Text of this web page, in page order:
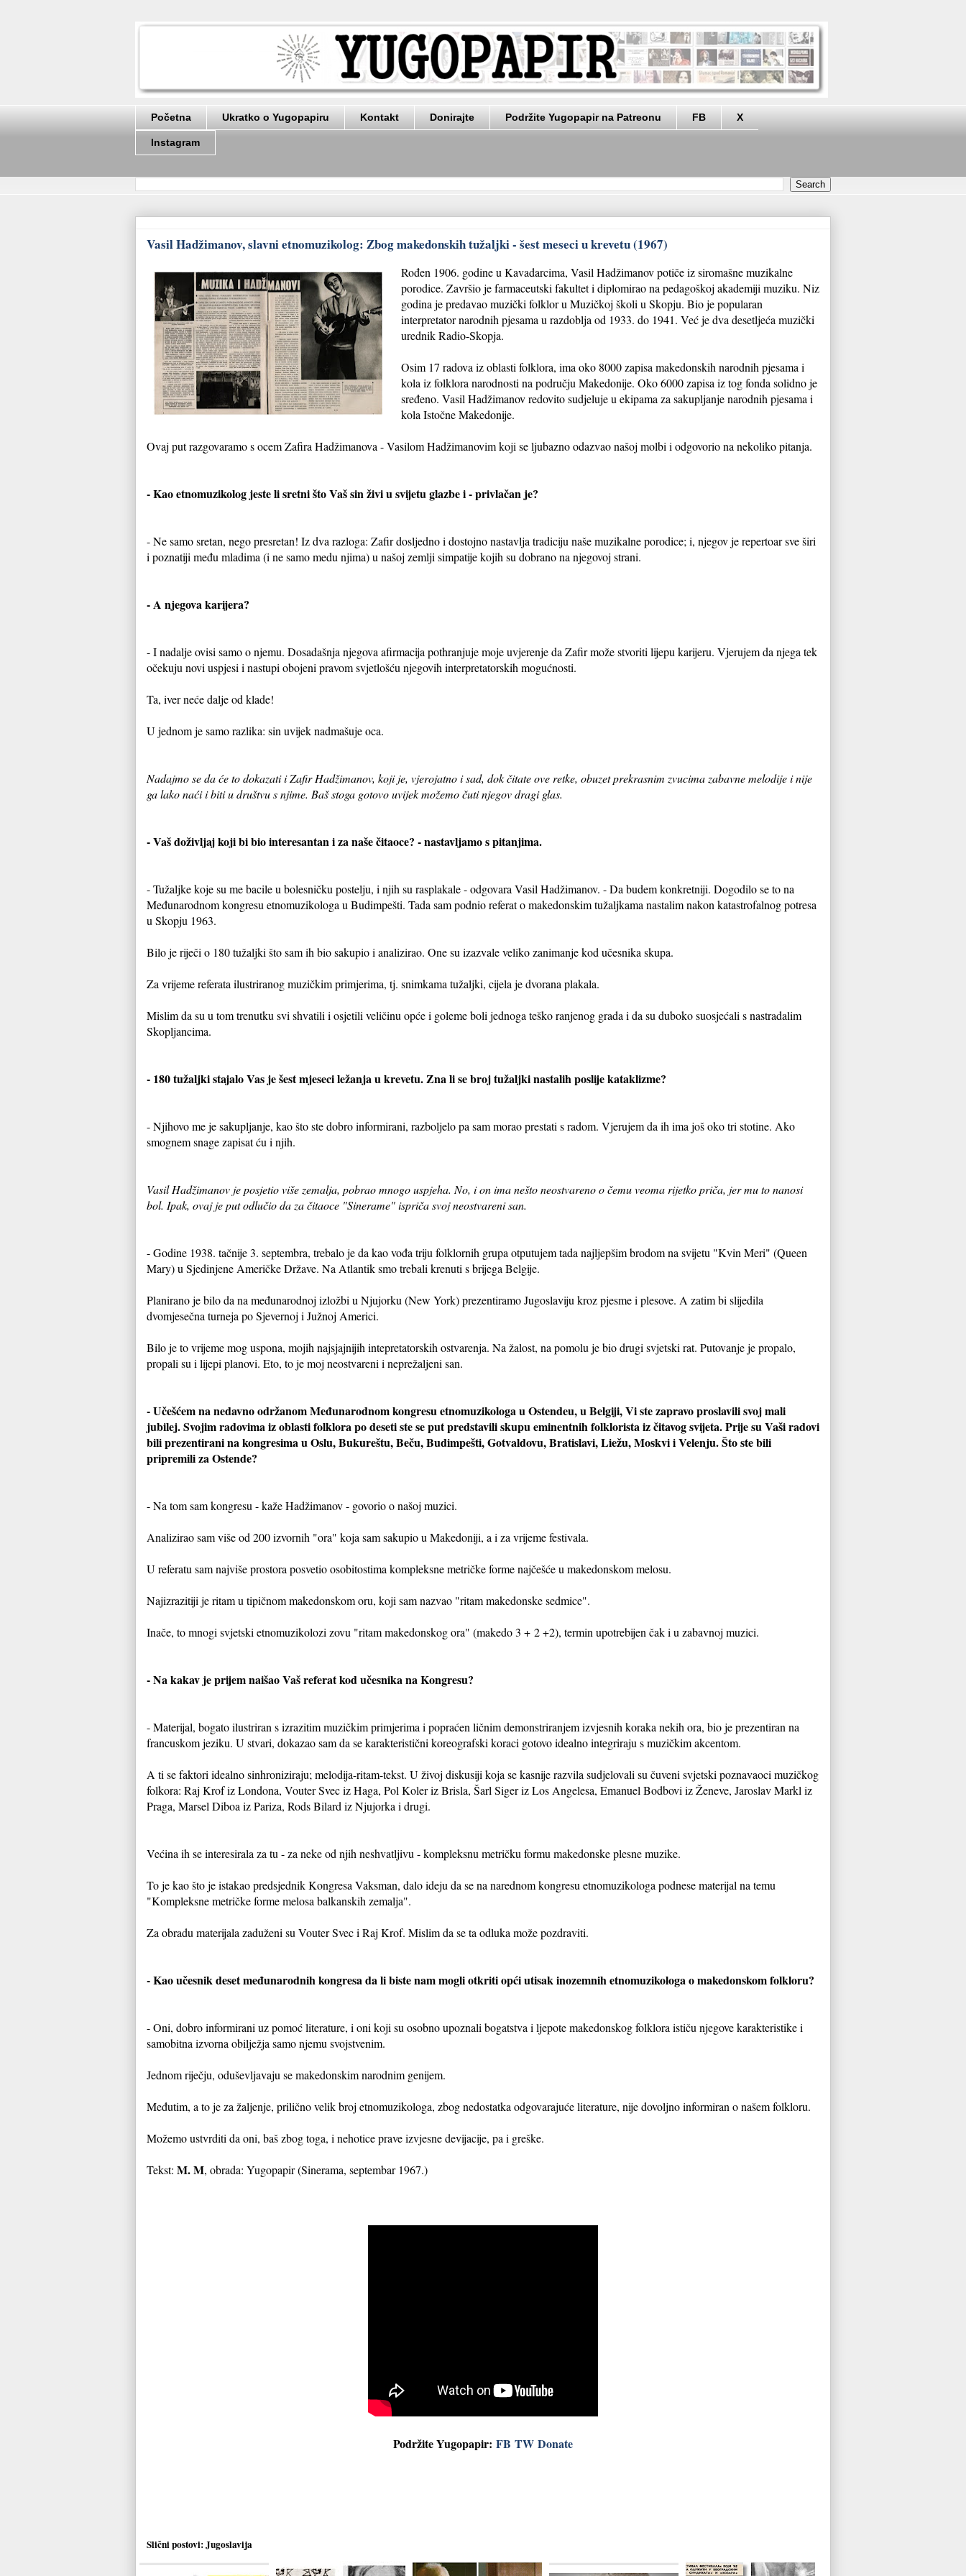
Početna Ukratko o Yugopapiru Kontakt Donirajte Podržite Yugopapir na Patreonu FB X
Instagram
Vasil Hadžimanov, slavni etnomuzikolog: Zbog makedonskih tužaljki - šest meseci u krevetu (1967)
Rođen 1906. godine u Kavadarcima, Vasil Hadžimanov potiče iz siromašne muzikalne
porodice. Završio je farmaceutski fakultet i diplomirao na pedagoškoj akademiji muziku. Niz
godina je predavao muzički folklor u Muzičkoj školi u Skopju. Bio je popularan
interpretator narodnih pjesama u razdoblja od 1933. do 1941. Već je dva desetljeća muzički
urednik Radio-Skopja.
Osim 17 radova iz oblasti folklora, ima oko 8000 zapisa makedonskih narodnih pjesama i
kola iz folklora narodnosti na području Makedonije. Oko 6000 zapisa iz tog fonda solidno je
sređeno. Vasil Hadžimanov redovito sudjeluje u ekipama za sakupljanje narodnih pjesama i
kola Istočne Makedonije.
Ovaj put razgovaramo s ocem Zafira Hadžimanova - Vasilom Hadžimanovim koji se ljubazno odazvao našoj molbi i odgovorio na nekoliko pitanja.
- Kao etnomuzikolog jeste li sretni što Vaš sin živi u svijetu glazbe i - privlačan je?
- Ne samo sretan, nego presretan! Iz dva razloga: Zafir dosljedno i dostojno nastavlja tradiciju naše muzikalne porodice; i, njegov je repertoar sve širi
i poznatiji među mladima (i ne samo medu njima) u našoj zemlji simpatije kojih su dobrano na njegovoj strani.
- A njegova karijera?
- I nadalje ovisi samo o njemu. Dosadašnja njegova afirmacija pothranjuje moje uvjerenje da Zafir može stvoriti lijepu karijeru. Vjerujem da njega tek
očekuju novi uspjesi i nastupi obojeni pravom svjetlošću njegovih interpretatorskih mogućnosti.
Ta, iver neće dalje od klade!
U jednom je samo razlika: sin uvijek nadmašuje oca.
Nadajmo se da će to dokazati i Zafir Hadžimanov, koji je, vjerojatno i sad, dok čitate ove retke, obuzet prekrasnim zvucima zabavne melodije i nije
ga lako naći i biti u društvu s njime. Baš stoga gotovo uvijek možemo čuti njegov dragi glas.
- Vaš doživljaj koji bi bio interesantan i za naše čitaoce? - nastavljamo s pitanjima.
- Tužaljke koje su me bacile u bolesničku postelju, i njih su rasplakale - odgovara Vasil Hadžimanov. - Da budem konkretniji. Dogodilo se to na
Međunarodnom kongresu etnomuzikologa u Budimpešti. Tada sam podnio referat o makedonskim tužaljkama nastalim nakon katastrofalnog potresa
u Skopju 1963.
Bilo je riječi o 180 tužaljki što sam ih bio sakupio i analizirao. One su izazvale veliko zanimanje kod učesnika skupa.
Za vrijeme referata ilustriranog muzičkim primjerima, tj. snimkama tužaljki, cijela je dvorana plakala.
Mislim da su u tom trenutku svi shvatili i osjetili veličinu opće i goleme boli jednoga teško ranjenog grada i da su duboko suosjećali s nastradalim
Skopljancima.
- 180 tužaljki stajalo Vas je šest mjeseci ležanja u krevetu. Zna li se broj tužaljki nastalih poslije kataklizme?
- Njihovo me je sakupljanje, kao što ste dobro informirani, razboljelo pa sam morao prestati s radom. Vjerujem da ih ima još oko tri stotine. Ako
smognem snage zapisat ću i njih.
Vasil Hadžimanov je posjetio više zemalja, pobrao mnogo uspjeha. No, i on ima nešto neostvareno o čemu veoma rijetko priča, jer mu to nanosi
bol. Ipak, ovaj je put odlučio da za čitaoce "Sinerame" ispriča svoj neostvareni san.
- Godine 1938. tačnije 3. septembra, trebalo je da kao vođa triju folklornih grupa otputujem tada najljepšim brodom na svijetu "Kvin Meri" (Queen
Mary) u Sjedinjene Američke Države. Na Atlantik smo trebali krenuti s brijega Belgije.
Planirano je bilo da na međunarodnoj izložbi u Njujorku (New York) prezentiramo Jugoslaviju kroz pjesme i plesove. A zatim bi slijedila
dvomjesečna turneja po Sjevernoj i Južnoj Americi.
Bilo je to vrijeme mog uspona, mojih najsjajnijih intepretatorskih ostvarenja. Na žalost, na pomolu je bio drugi svjetski rat. Putovanje je propalo,
propali su i lijepi planovi. Eto, to je moj neostvareni i neprežaljeni san.
- Učešćem na nedavno održanom Međunarodnom kongresu etnomuzikologa u Ostendeu, u Belgiji, Vi ste zapravo proslavili svoj mali
jubilej. Svojim radovima iz oblasti folklora po deseti ste se put predstavili skupu eminentnih folklorista iz čitavog svijeta. Prije su Vaši radovi
bili prezentirani na kongresima u Oslu, Bukureštu, Beču, Budimpešti, Gotvaldovu, Bratislavi, Liežu, Moskvi i Velenju. Što ste bili
pripremili za Ostende?
- Na tom sam kongresu - kaže Hadžimanov - govorio o našoj muzici.
Analizirao sam više od 200 izvornih "ora" koja sam sakupio u Makedoniji, a i za vrijeme festivala.
U referatu sam najviše prostora posvetio osobitostima kompleksne metričke forme najčešće u makedonskom melosu.
Najizrazitiji je ritam u tipičnom makedonskom oru, koji sam nazvao "ritam makedonske sedmice".
Inače, to mnogi svjetski etnomuzikolozi zovu "ritam makedonskog ora" (makedo 3 + 2 +2), termin upotrebijen čak i u zabavnoj muzici.
- Na kakav je prijem naišao Vaš referat kod učesnika na Kongresu?
- Materijal, bogato ilustriran s izrazitim muzičkim primjerima i popraćen ličnim demonstriranjem izvjesnih koraka nekih ora, bio je prezentiran na
francuskom jeziku. U stvari, dokazao sam da se karakteristični koreografski koraci gotovo idealno integriraju s muzičkim akcentom.
A ti se faktori idealno sinhroniziraju; melodija-ritam-tekst. U živoj diskusiji koja se kasnije razvila sudjelovali su čuveni svjetski poznavaoci muzičkog
folkora: Raj Krof iz Londona, Vouter Svec iz Haga, Pol Koler iz Brisla, Šarl Siger iz Los Angelesa, Emanuel Bodbovi iz Ženeve, Jaroslav Markl iz
Praga, Marsel Diboa iz Pariza, Rods Bilard iz Njujorka i drugi.
Većina ih se interesirala za tu - za neke od njih neshvatljivu - kompleksnu metričku formu makedonske plesne muzike.
To je kao što je istakao predsjednik Kongresa Vaksman, dalo ideju da se na narednom kongresu etnomuzikologa podnese materijal na temu
"Kompleksne metričke forme melosa balkanskih zemalja".
Za obradu materijala zaduženi su Vouter Svec i Raj Krof. Mislim da se ta odluka može pozdraviti.
- Kao učesnik deset međunarodnih kongresa da li biste nam mogli otkriti opći utisak inozemnih etnomuzikologa o makedonskom folkloru?
- Oni, dobro informirani uz pomoć literature, i oni koji su osobno upoznali bogatstva i ljepote makedonskog folklora ističu njegove karakteristike i
samobitna izvorna obilježja samo njemu svojstvenim.
Jednom riječju, oduševljavaju se makedonskim narodnim genijem.
Međutim, a to je za žaljenje, prilično velik broj etnomuzikologa, zbog nedostatka odgovarajuće literature, nije dovoljno informiran o našem folkloru.
Možemo ustvrditi da oni, baš zbog toga, i nehotice prave izvjesne devijacije, pa i greške.
Tekst: M. M, obrada: Yugopapir (Sinerama, septembar 1967.)
Podržite Yugopapir: FB TW Donate
Slični postovi:Jugoslavija